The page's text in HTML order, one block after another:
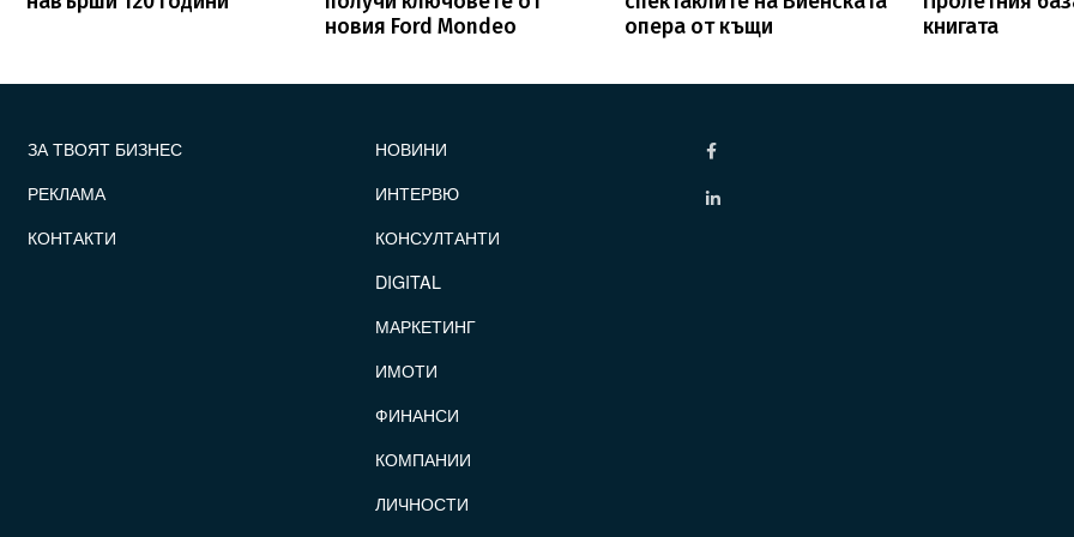
новия Ford Mondeo
опера от къщи
книгата
ЗА ТВОЯТ БИЗНЕС
РЕКЛАМА
КОНТАКТИ
НОВИНИ
ИНТЕРВЮ
КОНСУЛТАНТИ
DIGITAL
МАРКЕТИНГ
ИМОТИ
ФИНАНСИ
КОМПАНИИ
ЛИЧНОСТИ